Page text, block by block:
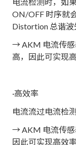
ON/OFF 时序就
Distortion 总谐波
→ AKM 电流传感
高，因此可实现
·高效率
电流流过电流检
→ AKM 电流传感
因此可实现高效率